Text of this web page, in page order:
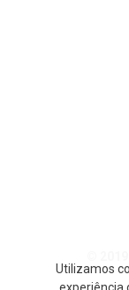
Utilizamos